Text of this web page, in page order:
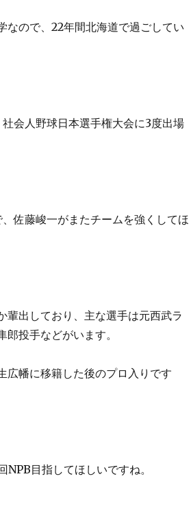
なので、22年間北海道で過ごしてい
会人野球日本選手権大会に3度出場
佐藤峻一がまたチームを強くしてほ
輩出しており、主な選手は元西武ラ
投手などがいます。
広幡に移籍した後のプロ入りです
目指してほしいですね。